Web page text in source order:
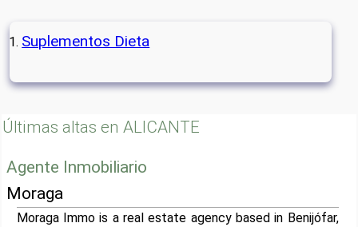
Suplementos Dieta
Últimas altas en ALICANTE
Agente Inmobiliario
Moraga
Moraga Immo is a real estate agency based in Benijófar,